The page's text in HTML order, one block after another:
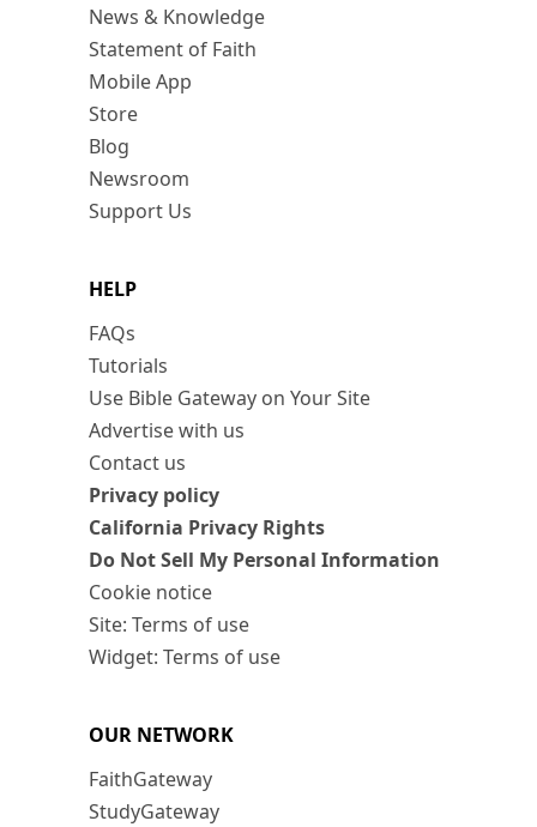
News & Knowledge
Statement of Faith
Mobile App
Store
Blog
Newsroom
Support Us
HELP
FAQs
Tutorials
Use Bible Gateway on Your Site
Advertise with us
Contact us
Privacy policy
California Privacy Rights
Do Not Sell My Personal Information
Cookie notice
Site: Terms of use
Widget: Terms of use
OUR NETWORK
FaithGateway
StudyGateway